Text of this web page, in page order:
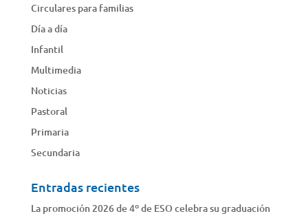
Circulares para familias
Día a día
Infantil
Multimedia
Noticias
Pastoral
Primaria
Secundaria
Entradas recientes
La promoción 2026 de 4º de ESO celebra su graduación